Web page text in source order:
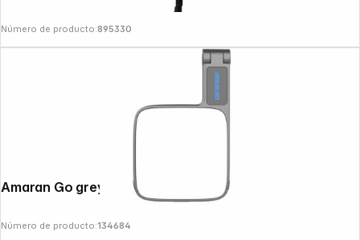
Número de producto:895330
Amaran Go grey mini phone light
Número de producto:134684